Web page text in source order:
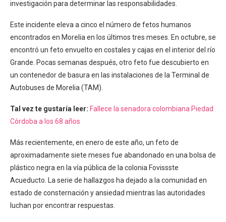
investigación para determinar las responsabilidades.
Este incidente eleva a cinco el número de fetos humanos
encontrados en Morelia en los últimos tres meses. En octubre, se
encontró un feto envuelto en costales y cajas en el interior del río
Grande. Pocas semanas después, otro feto fue descubierto en
un contenedor de basura en las instalaciones de la Terminal de
Autobuses de Morelia (TAM).
Tal vez te gustaría leer: Fallece la senadora colombiana Piedad
Córdoba a los 68 años
Más recientemente, en enero de este año, un feto de
aproximadamente siete meses fue abandonado en una bolsa de
plástico negra en la vía pública de la colonia Fovissste
Acueducto. La serie de hallazgos ha dejado a la comunidad en
estado de consternación y ansiedad mientras las autoridades
luchan por encontrar respuestas.